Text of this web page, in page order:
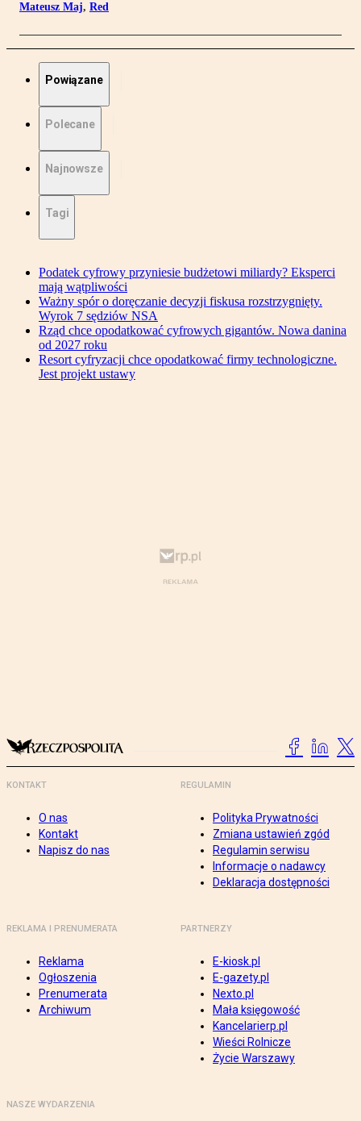
Mateusz Maj, Red
Powiązane
Polecane
Najnowsze
Tagi
Podatek cyfrowy przyniesie budżetowi miliardy? Eksperci
mają wątpliwości
Ważny spór o doręczanie decyzji fiskusa rozstrzygnięty.
Wyrok 7 sędziów NSA
Rząd chce opodatkować cyfrowych gigantów. Nowa danina
od 2027 roku
Resort cyfryzacji chce opodatkować firmy technologiczne.
Jest projekt ustawy
KONTAKT
O nas
Kontakt
Napisz do nas
REGULAMIN
Polityka Prywatności
Zmiana ustawień zgód
Regulamin serwisu
Informacje o nadawcy
Deklaracja dostępności
REKLAMA I PRENUMERATA
Reklama
Ogłoszenia
Prenumerata
Archiwum
PARTNERZY
E-kiosk.pl
E-gazety.pl
Nexto.pl
Mała księgowość
Kancelarierp.pl
Wieści Rolnicze
Życie Warszawy
NASZE WYDARZENIA